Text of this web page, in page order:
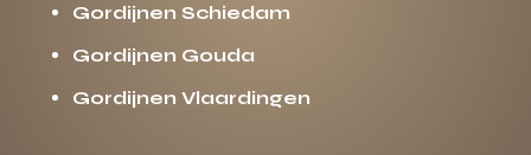
Gordijnen Schiedam
Gordijnen Gouda
Gordijnen Vlaardingen